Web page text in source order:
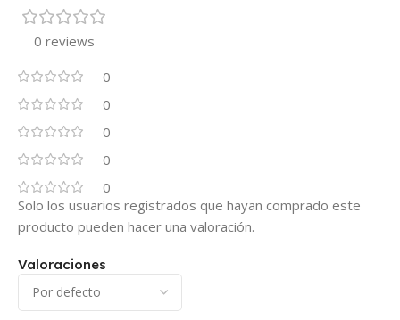
0 reviews
0
0
0
0
0
Valoraciones
Solo los usuarios registrados que hayan comprado este
producto pueden hacer una valoración.